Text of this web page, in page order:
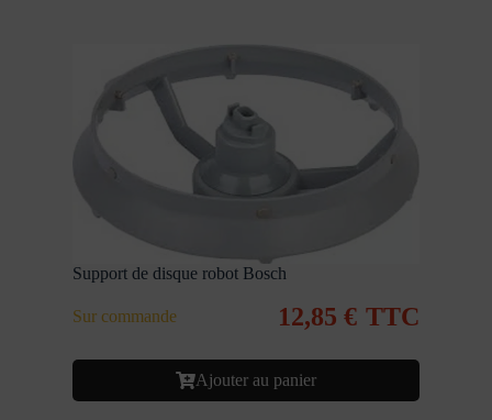
Support de disque robot Bosch
Sur commande 12,85 € TTC
Ajouter au panier